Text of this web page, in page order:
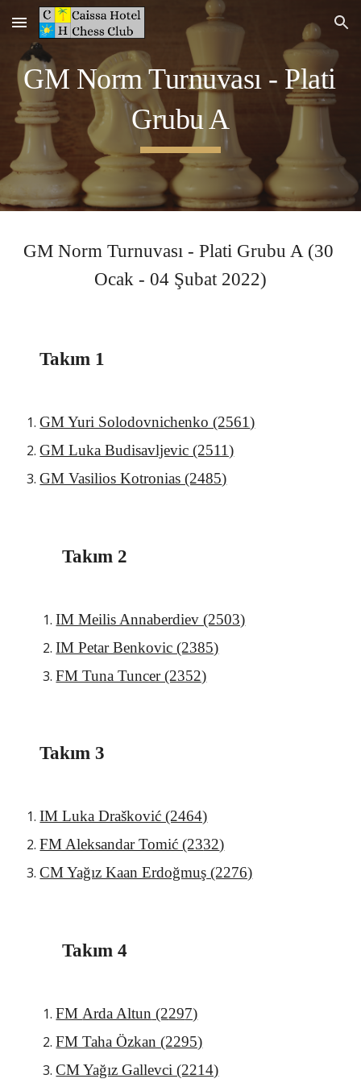
Skip to main content Skip to navigation
GM Norm Turnuvası -
Plati
Grubu A
GM Norm Turnuvası - Plati Grubu A (30
Ocak - 04 Şubat 2022)
Takım 1
GM Yuri Solodovnichenko (2561)
GM Luka Budisavljevic (2511)
GM Vasilios Kotronias (2485)
Takım 2
IM Meilis Annaberdiev (2503)
IM Petar Benkovic (2385)
FM Tuna Tuncer (2352)
Takım 3
IM Luka Drašković (2464)
FM Aleksandar Tomić (2332)
CM Yağız Kaan Erdoğmuş (2276)
Takım 4
FM Arda Altun (2297)
FM Taha Özkan (2295)
CM Yağız Gallevci (2214)